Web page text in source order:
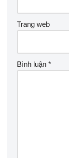
Trang web
Bình luận *